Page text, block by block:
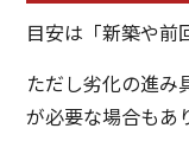
目安は「新築や前
ただし劣化の進み
が必要な場合もあ